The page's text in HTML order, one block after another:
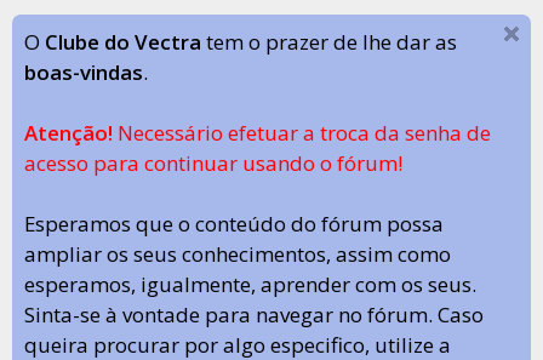
O Clube do Vectra tem o prazer de lhe dar as
boas-vindas.
Atenção! Necessário efetuar a troca da senha de
acesso para continuar usando o fórum!
Esperamos que o conteúdo do fórum possa
ampliar os seus conhecimentos, assim como
esperamos, igualmente, aprender com os seus.
Sinta-se à vontade para navegar no fórum. Caso
queira procurar por algo especifico, utilize a